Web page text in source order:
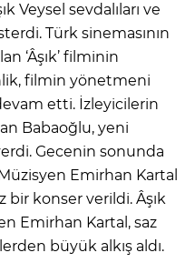
Veysel sevdalıları ve
Türk sinemasının
‘Âşık’ filminin
filmin yönetmeni
etti. İzleyicilerin
Babaoğlu, yeni
Gecenin sonunda
Emirhan Kartal
bir konser verildi. Âşık
Emirhan Kartal, saz
büyük alkış aldı.